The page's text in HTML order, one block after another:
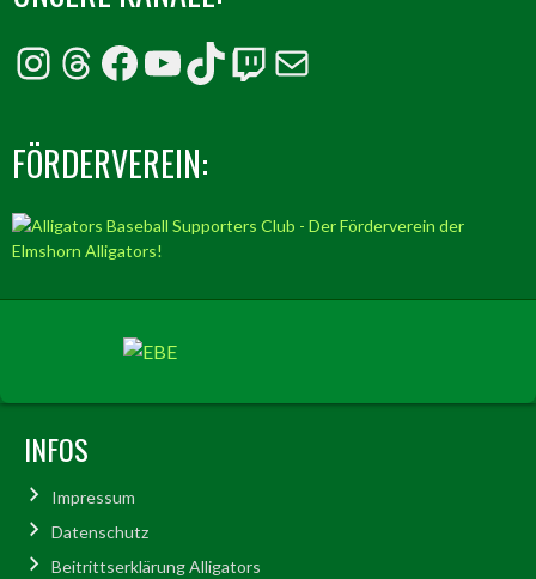
Instagram
Threads
Facebook
YouTube
TikTok
Twitch
E-Mail
FÖRDERVEREIN:
INFOS
Impressum
Datenschutz
Beitrittserklärung Alligators